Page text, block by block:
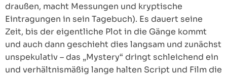
draußen, macht Messungen und kryptische
Eintragungen in sein Tagebuch). Es dauert seine
Zeit, bis der eigentliche Plot in die Gänge kommt
und auch dann geschieht dies langsam und zunächst
unspekulativ – das „Mystery“ dringt schleichend ein
und verhältnismäßig lange halten Script und Film die